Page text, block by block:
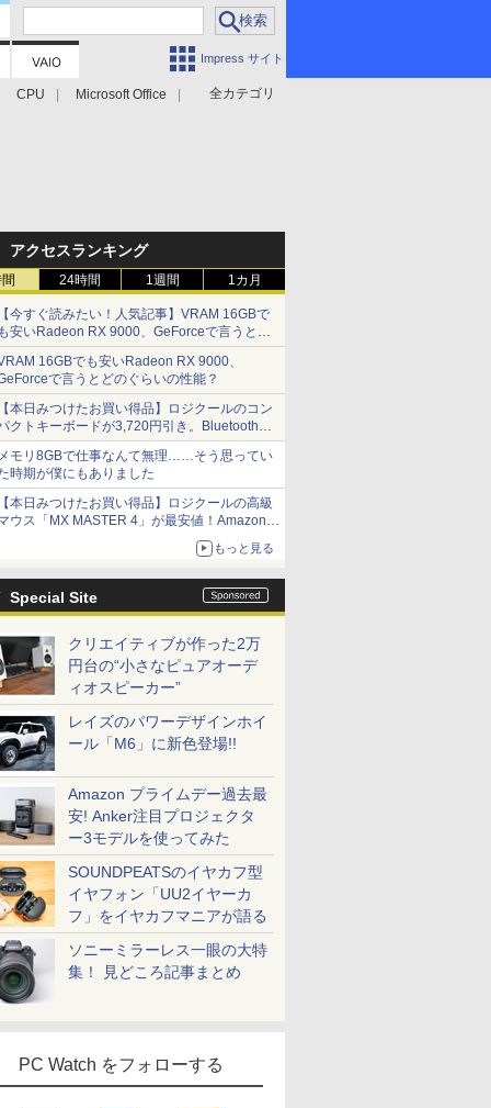
Impress サイト
全カテゴリ
CPU Microsoft Office
アクセスランキング
24時間 1週間 1カ月
今すぐ読みたい！人気記事】VRAM 16GBで
安いRadeon RX 9000、GeForceで言うとど
ぐらいの性能？ - PC Watch
16GBでも安いRadeon RX 9000、
で言うとどのぐらいの性能？
本日みつけたお買い得品】ロジクールのコン
クトキーボードが3,720円引き。Bluetoothで3
接続対応
モリ8GBで仕事なんて無理……そう思ってい
時期が僕にもありました
本日みつけたお買い得品】ロジクールの高級
ウス「MX MASTER 4」が最安値！Amazonで
もっと見る
Special Site
クリエイティブが作った2万
円台の“小さなピュアオーデ
ィオスピーカー”
レイズのパワーデザインホイ
ール「M6」に新色登場!!
Amazon プライムデー過去最
安! Anker注目プロジェクタ
ー3モデルを使ってみた
SOUNDPEATSのイヤカフ型
イヤフォン「UU2イヤーカ
フ」をイヤカフマニアが語る
ソニーミラーレス一眼の大特
集！ 見どころ記事まとめ
PC Watch をフォローする